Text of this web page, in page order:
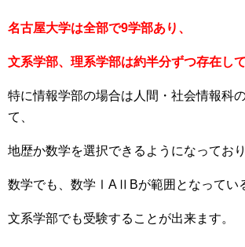
名古屋大学は全部で9学部あり、
文系学部、理系学部は約半分ずつ存在して
特に情報学部の場合は人間・社会情報科
て、
地歴か数学を選択できるようになっており
数学でも、数学ⅠAⅡBが範囲となってい
文系学部でも受験することが出来ます。